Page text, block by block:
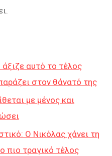
αυτό το τέλος
στον θάνατό της
με μένος και
Ο Νικόλας χάνει τη
πιο τραγικό τέλος